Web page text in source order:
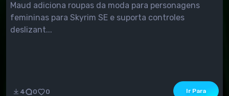
Maud adiciona roupas da moda para personagens
femininas para Skyrim SE e suporta controles
deslizant...
4 0 0 Ir Para